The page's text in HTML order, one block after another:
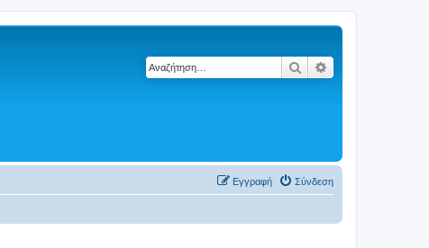
Αναζήτηση
Σύνδεση
Εγγραφή